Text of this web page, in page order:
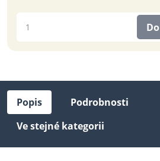
Popis
Podrobnosti
Ve stejné kategorii